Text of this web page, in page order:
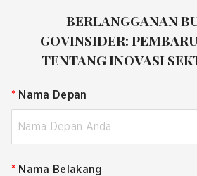
BERLANGGANAN
GOVINSIDER:
TENTANG INOVASI
* Nama Depan
* Nama Belakang